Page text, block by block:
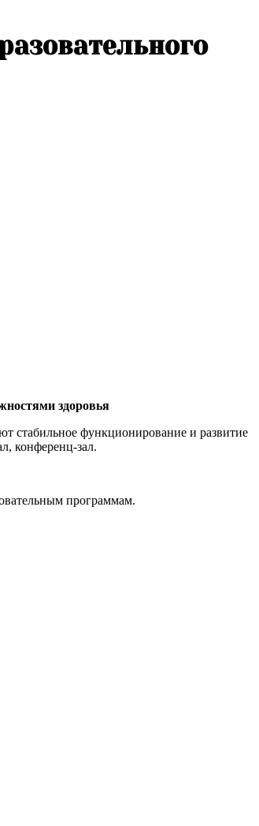
здоровья
стабильное функционирование и развитие
конференц-зал.
программам.